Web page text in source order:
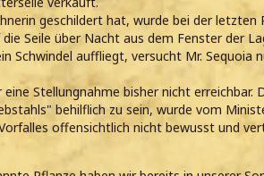
geschildert hat, wurde bei der letzten
Seile über Nacht aus dem Fenster der
Schwindel auffliegt, versucht Mr. Sequoia
eine Stellungnahme bisher nicht
behilflich zu sein, wurde vom
offensichtlich nicht bewusst und